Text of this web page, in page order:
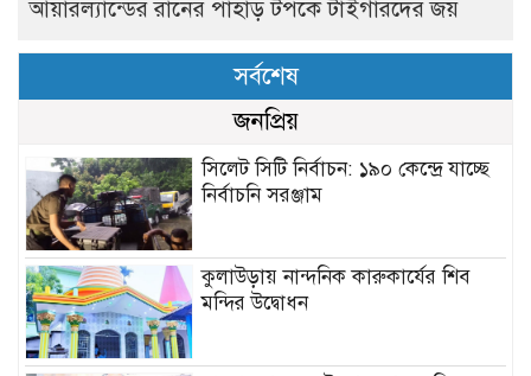
আয়ারল্যান্ডের রানের পাহাড় টপকে টাইগারদের জয়
সর্বশেষ
জনপ্রিয়
সিলেট সিটি নির্বাচন: ১৯০ কেন্দ্রে যাচ্ছে
নির্বাচনি সরঞ্জাম
কুলাউড়ায় নান্দনিক কারুকার্যের শিব
মন্দির উদ্বোধন